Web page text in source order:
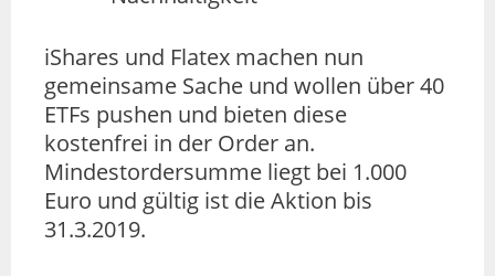
iShares und Flatex machen nun
gemeinsame Sache und wollen über 40
ETFs pushen und bieten diese
kostenfrei in der Order an.
Mindestordersumme liegt bei 1.000
Euro und gültig ist die Aktion bis
31.3.2019.